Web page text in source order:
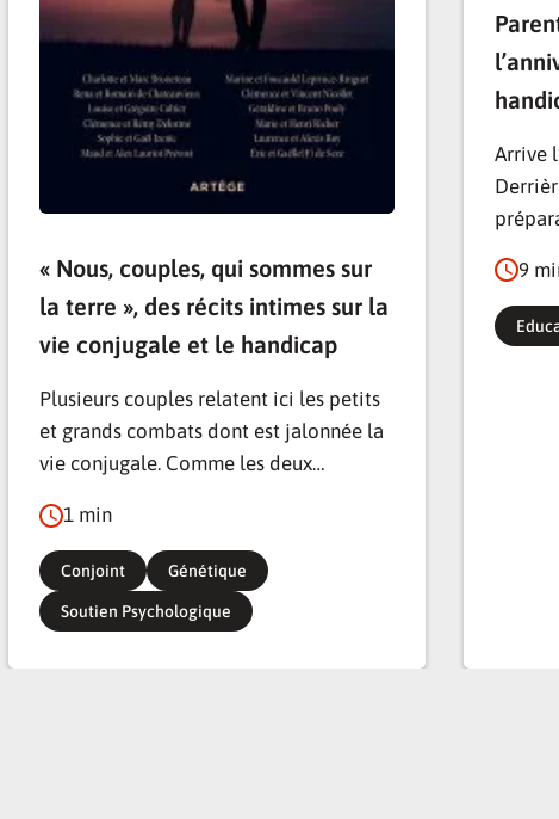
« Nous, couples, qui sommes sur
la terre », des récits intimes sur la
vie conjugale et le handicap
Plusieurs couples relatent ici les petits
et grands combats dont est jalonnée la
vie conjugale. Comme les deux…
1 min
Conjoint Génétique
Soutien Psychologique
Arrive
9